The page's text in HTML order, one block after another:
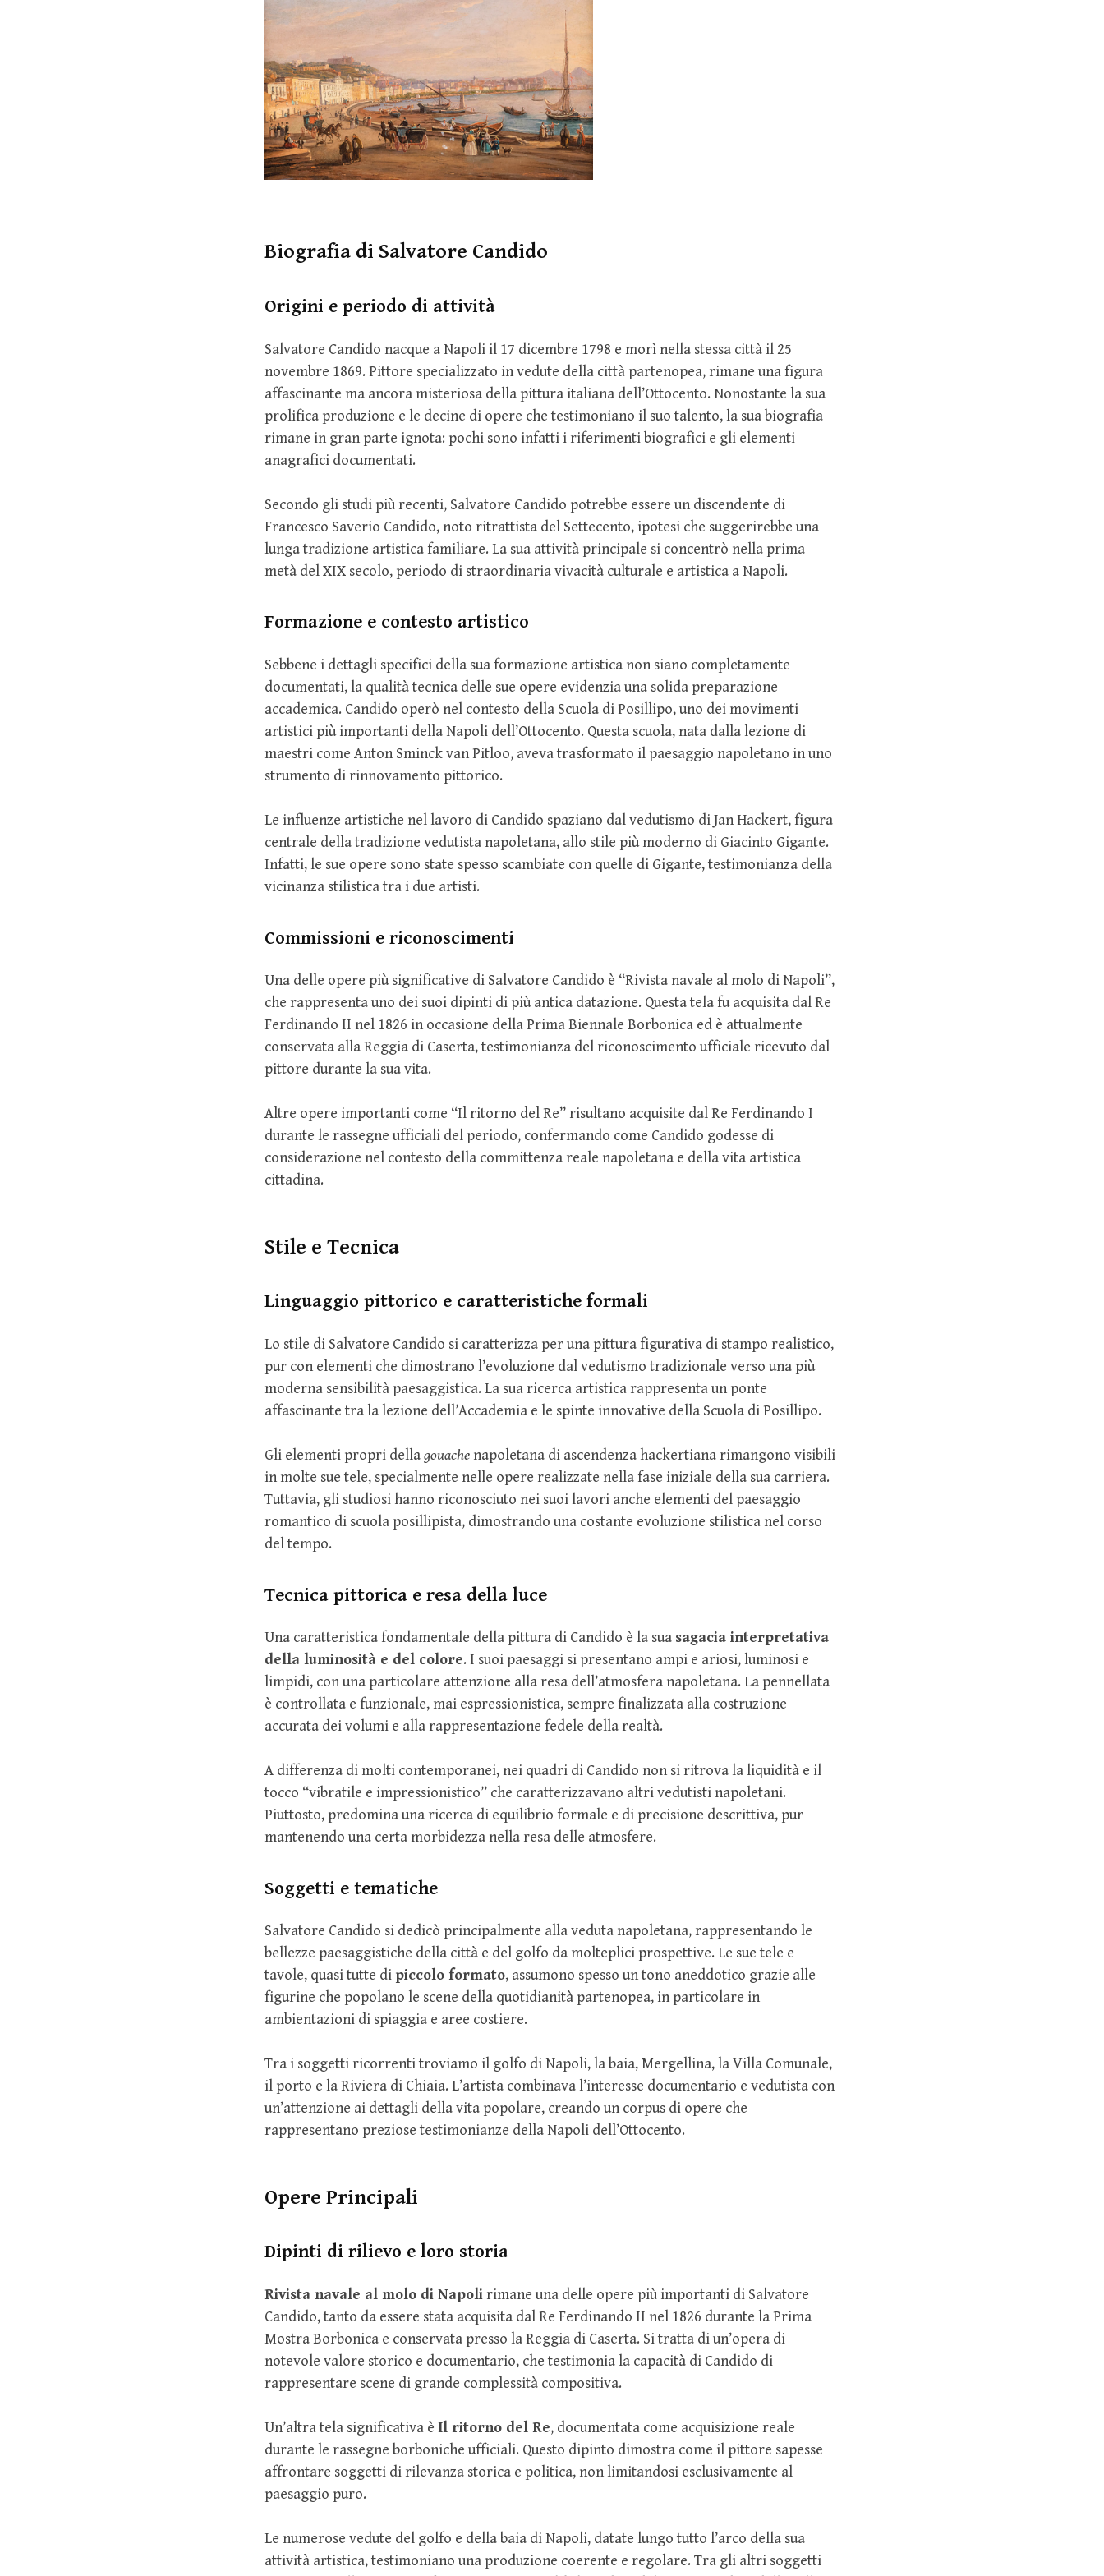
Biografia di Salvatore Candido
Origini e periodo di attività
Salvatore Candido nacque a Napoli il 17 dicembre 1798 e morì nella stessa città il 25
novembre 1869. Pittore specializzato in vedute della città partenopea, rimane una figura
affascinante ma ancora misteriosa della pittura italiana dell’Ottocento. Nonostante la sua
prolifica produzione e le decine di opere che testimoniano il suo talento, la sua biografia
rimane in gran parte ignota: pochi sono infatti i riferimenti biografici e gli elementi
anagrafici documentati.
Secondo gli studi più recenti, Salvatore Candido potrebbe essere un discendente di
Francesco Saverio Candido, noto ritrattista del Settecento, ipotesi che suggerirebbe una
lunga tradizione artistica familiare. La sua attività principale si concentrò nella prima
metà del XIX secolo, periodo di straordinaria vivacità culturale e artistica a Napoli.
Formazione e contesto artistico
Sebbene i dettagli specifici della sua formazione artistica non siano completamente
documentati, la qualità tecnica delle sue opere evidenzia una solida preparazione
accademica. Candido operò nel contesto della Scuola di Posillipo, uno dei movimenti
artistici più importanti della Napoli dell’Ottocento. Questa scuola, nata dalla lezione di
maestri come Anton Sminck van Pitloo, aveva trasformato il paesaggio napoletano in uno
strumento di rinnovamento pittorico.
Le influenze artistiche nel lavoro di Candido spaziano dal vedutismo di Jan Hackert, figura
centrale della tradizione vedutista napoletana, allo stile più moderno di Giacinto Gigante.
Infatti, le sue opere sono state spesso scambiate con quelle di Gigante, testimonianza della
vicinanza stilistica tra i due artisti.
Commissioni e riconoscimenti
Una delle opere più significative di Salvatore Candido è “Rivista navale al molo di Napoli”,
che rappresenta uno dei suoi dipinti di più antica datazione. Questa tela fu acquisita dal Re
Ferdinando II nel 1826 in occasione della Prima Biennale Borbonica ed è attualmente
conservata alla Reggia di Caserta, testimonianza del riconoscimento ufficiale ricevuto dal
pittore durante la sua vita.
Altre opere importanti come “Il ritorno del Re” risultano acquisite dal Re Ferdinando I
durante le rassegne ufficiali del periodo, confermando come Candido godesse di
considerazione nel contesto della committenza reale napoletana e della vita artistica
cittadina.
Stile e Tecnica
Linguaggio pittorico e caratteristiche formali
Lo stile di Salvatore Candido si caratterizza per una pittura figurativa di stampo realistico,
pur con elementi che dimostrano l’evoluzione dal vedutismo tradizionale verso una più
moderna sensibilità paesaggistica. La sua ricerca artistica rappresenta un ponte
affascinante tra la lezione dell’Accademia e le spinte innovative della Scuola di Posillipo.
Gli elementi propri dellagouache napoletana di ascendenza hackertiana rimangono visibili
in molte sue tele, specialmente nelle opere realizzate nella fase iniziale della sua carriera.
Tuttavia, gli studiosi hanno riconosciuto nei suoi lavori anche elementi del paesaggio
romantico di scuola posillipista, dimostrando una costante evoluzione stilistica nel corso
del tempo.
Tecnica pittorica e resa della luce
Una caratteristica fondamentale della pittura di Candido è la sua sagacia interpretativa
della luminosità e del colore. I suoi paesaggi si presentano ampi e ariosi, luminosi e
limpidi, con una particolare attenzione alla resa dell’atmosfera napoletana. La pennellata
è controllata e funzionale, mai espressionistica, sempre finalizzata alla costruzione
accurata dei volumi e alla rappresentazione fedele della realtà.
A differenza di molti contemporanei, nei quadri di Candido non si ritrova la liquidità e il
tocco “vibratile e impressionistico” che caratterizzavano altri vedutisti napoletani.
Piuttosto, predomina una ricerca di equilibrio formale e di precisione descrittiva, pur
mantenendo una certa morbidezza nella resa delle atmosfere.
Soggetti e tematiche
Salvatore Candido si dedicò principalmente alla veduta napoletana, rappresentando le
bellezze paesaggistiche della città e del golfo da molteplici prospettive. Le sue tele e
tavole, quasi tutte di piccolo formato, assumono spesso un tono aneddotico grazie alle
figurine che popolano le scene della quotidianità partenopea, in particolare in
ambientazioni di spiaggia e aree costiere.
Tra i soggetti ricorrenti troviamo il golfo di Napoli, la baia, Mergellina, la Villa Comunale,
il porto e la Riviera di Chiaia. L’artista combinava l’interesse documentario e vedutista con
un’attenzione ai dettagli della vita popolare, creando un corpus di opere che
rappresentano preziose testimonianze della Napoli dell’Ottocento.
Opere Principali
Dipinti di rilievo e loro storia
Rivista navale al molo di Napoli rimane una delle opere più importanti di Salvatore
Candido, tanto da essere stata acquisita dal Re Ferdinando II nel 1826 durante la Prima
Mostra Borbonica e conservata presso la Reggia di Caserta. Si tratta di un’opera di
notevole valore storico e documentario, che testimonia la capacità di Candido di
rappresentare scene di grande complessità compositiva.
Un’altra tela significativa è Il ritorno del Re, documentata come acquisizione reale
durante le rassegne borboniche ufficiali. Questo dipinto dimostra come il pittore sapesse
affrontare soggetti di rilevanza storica e politica, non limitandosi esclusivamente al
paesaggio puro.
Le numerose vedute del golfo e della baia di Napoli, datate lungo tutto l’arco della sua
attività artistica, testimoniano una produzione coerente e regolare. Tra gli altri soggetti